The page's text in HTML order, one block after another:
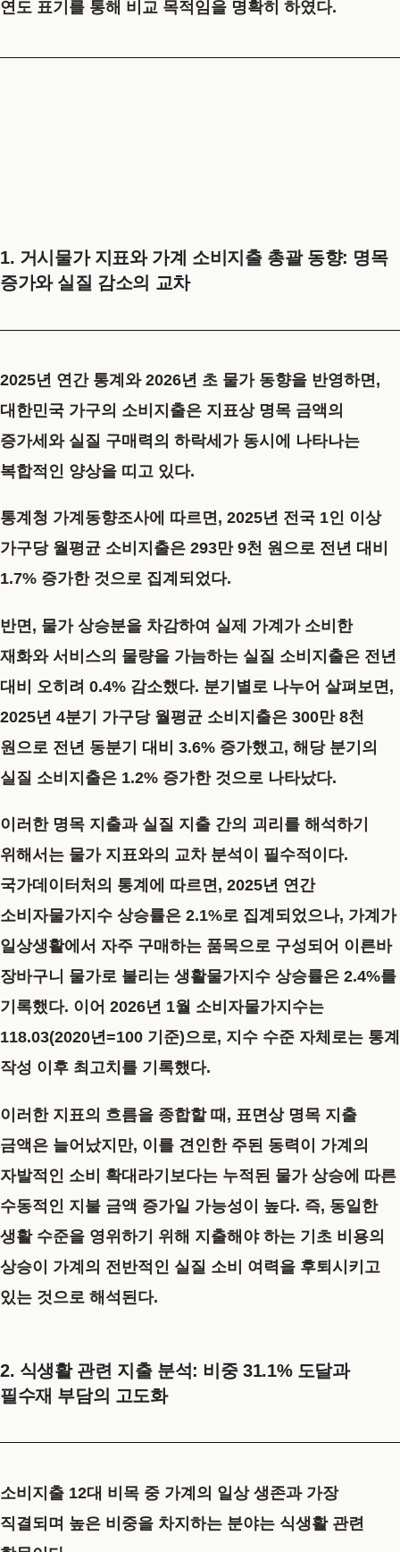
연도 표기를 통해 비교 목적임을 명확히 하였다.
1. 거시물가 지표와 가계 소비지출 총괄 동향: 명목
증가와 실질 감소의 교차
2025년 연간 통계와 2026년 초 물가 동향을 반영하면,
대한민국 가구의 소비지출은 지표상 명목 금액의
증가세와 실질 구매력의 하락세가 동시에 나타나는
복합적인 양상을 띠고 있다.
통계청 가계동향조사에 따르면, 2025년 전국 1인 이상
가구당 월평균 소비지출은 293만 9천 원으로 전년 대비
1.7% 증가한 것으로 집계되었다.
반면, 물가 상승분을 차감하여 실제 가계가 소비한
재화와 서비스의 물량을 가늠하는 실질 소비지출은 전년
대비 오히려 0.4% 감소했다. 분기별로 나누어 살펴보면,
2025년 4분기 가구당 월평균 소비지출은 300만 8천
원으로 전년 동분기 대비 3.6% 증가했고, 해당 분기의
실질 소비지출은 1.2% 증가한 것으로 나타났다.
이러한 명목 지출과 실질 지출 간의 괴리를 해석하기
위해서는 물가 지표와의 교차 분석이 필수적이다.
국가데이터처의 통계에 따르면, 2025년 연간
소비자물가지수 상승률은 2.1%로 집계되었으나, 가계가
일상생활에서 자주 구매하는 품목으로 구성되어 이른바
장바구니 물가로 불리는 생활물가지수 상승률은 2.4%를
기록했다. 이어 2026년 1월 소비자물가지수는
118.03(2020년=100 기준)으로, 지수 수준 자체로는 통계
작성 이후 최고치를 기록했다.
이러한 지표의 흐름을 종합할 때, 표면상 명목 지출
금액은 늘어났지만, 이를 견인한 주된 동력이 가계의
자발적인 소비 확대라기보다는 누적된 물가 상승에 따른
수동적인 지불 금액 증가일 가능성이 높다. 즉, 동일한
생활 수준을 영위하기 위해 지출해야 하는 기초 비용의
상승이 가계의 전반적인 실질 소비 여력을 후퇴시키고
있는 것으로 해석된다.
2. 식생활 관련 지출 분석: 비중 31.1% 도달과
필수재 부담의 고도화
소비지출 12대 비목 중 가계의 일상 생존과 가장
직결되며 높은 비중을 차지하는 분야는 식생활 관련